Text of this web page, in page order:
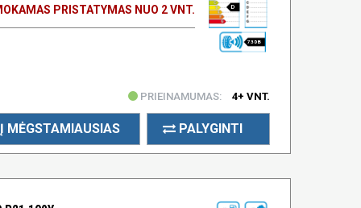
PRISTATYMAS NUO 2 VNT. D
73 DB
PRIEINAMUMAS: 4+ VNT.
MĖGSTAMIAUSIAS PALYGINTI